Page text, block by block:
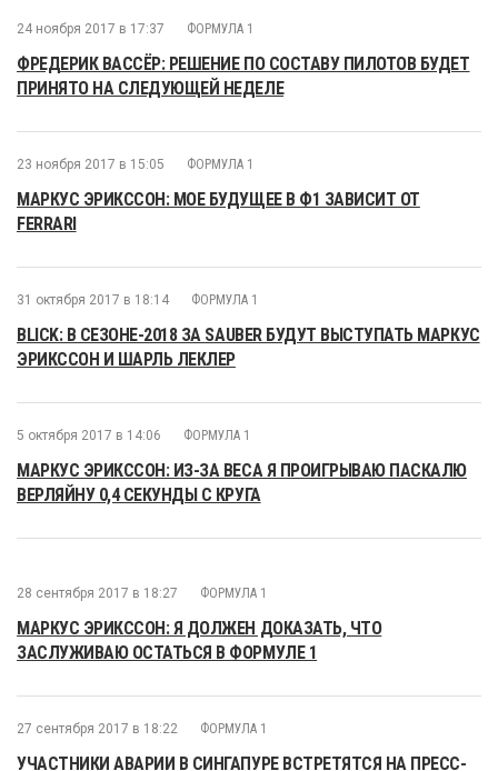
24 ноября 2017 в 17:37 ФОРМУЛА 1
ФРЕДЕРИК ВАССЁР: РЕШЕНИЕ ПО СОСТАВУ ПИЛОТОВ БУДЕТ
ПРИНЯТО НА СЛЕДУЮЩЕЙ НЕДЕЛЕ
23 ноября 2017 в 15:05 ФОРМУЛА 1
МАРКУС ЭРИКССОН: МОЕ БУДУЩЕЕ В Ф1 ЗАВИСИТ ОТ
FERRARI
31 октября 2017 в 18:14 ФОРМУЛА 1
BLICK: В СЕЗОНЕ-2018 ЗА SAUBER БУДУТ ВЫСТУПАТЬ МАРКУС
ЭРИКССОН И ШАРЛЬ ЛЕКЛЕР
5 октября 2017 в 14:06 ФОРМУЛА 1
МАРКУС ЭРИКССОН: ИЗ-ЗА ВЕСА Я ПРОИГРЫВАЮ ПАСКАЛЮ
ВЕРЛЯЙНУ 0,4 СЕКУНДЫ С КРУГА
28 сентября 2017 в 18:27 ФОРМУЛА 1
МАРКУС ЭРИКССОН: Я ДОЛЖЕН ДОКАЗАТЬ, ЧТО
ЗАСЛУЖИВАЮ ОСТАТЬСЯ В ФОРМУЛЕ 1
27 сентября 2017 в 18:22 ФОРМУЛА 1
УЧАСТНИКИ АВАРИИ В СИНГАПУРЕ ВСТРЕТЯТСЯ НА ПРЕСС-